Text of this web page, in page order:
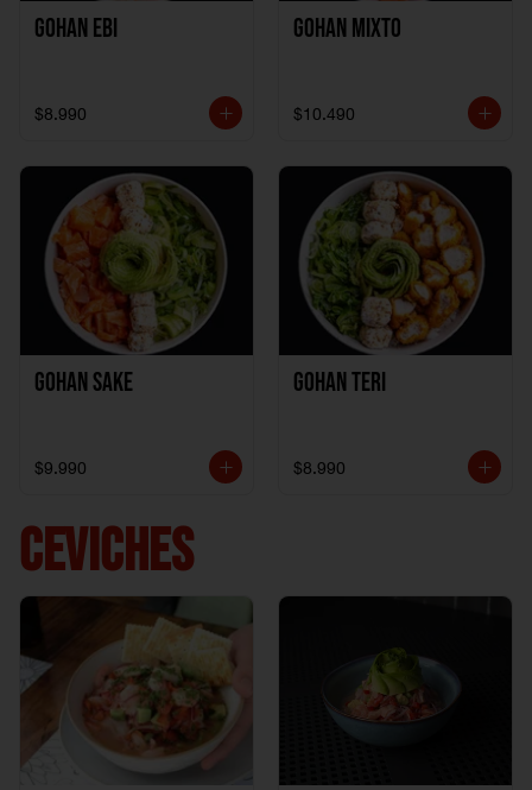
Gohan Ebi
$8.990
Gohan Mixto
$10.490
Gohan Sake
$9.990
Gohan Teri
$8.990
CEVICHES